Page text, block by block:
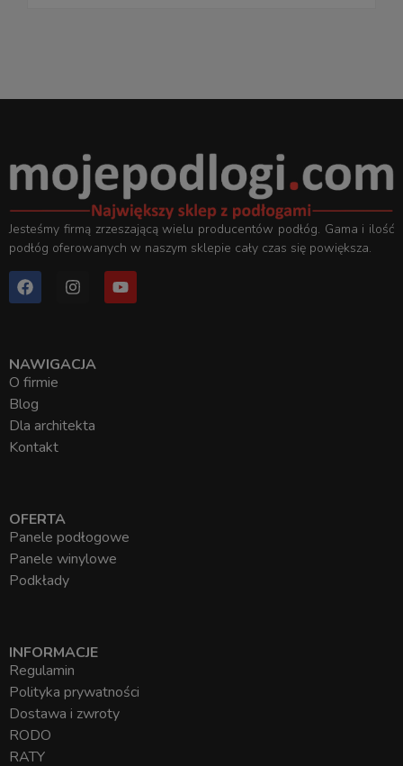
Jesteśmy firmą zrzeszającą wielu producentów podłóg. Gama i ilość
podłóg oferowanych w naszym sklepie cały czas się powiększa.
NAWIGACJA
O firmie
Blog
Dla architekta
Kontakt
OFERTA
Panele podłogowe
Panele winylowe
Podkłady
INFORMACJE
Regulamin
Polityka prywatności
Dostawa i zwroty
RODO
RATY